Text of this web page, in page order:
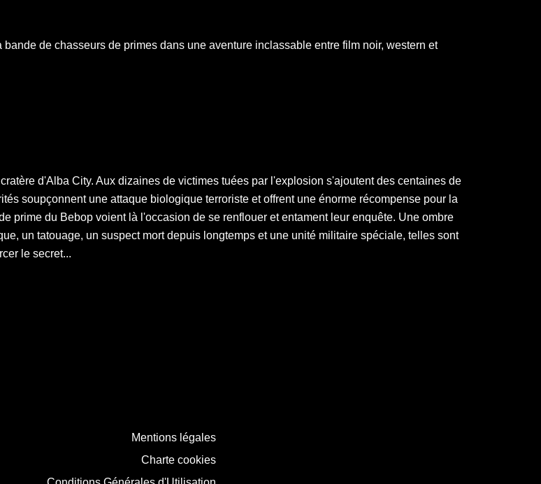
de chasseurs de primes dans une aventure inclassable entre film noir, western et
d'Alba City. Aux dizaines de victimes tuées par l'explosion s'ajoutent des centaines de
soupçonnent une attaque biologique terroriste et offrent une énorme récompense pour la
prime du Bebop voient là l'occasion de se renflouer et entament leur enquête. Une ombre
un tatouage, un suspect mort depuis longtemps et une unité militaire spéciale, telles sont
le secret...
Mentions légales
Charte cookies